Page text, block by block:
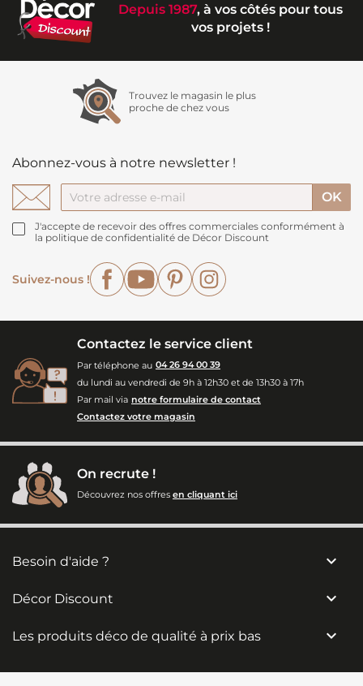
Depuis 1987, à vos côtés pour tous
vos projets !
Trouvez le magasin le plus
proche de chez vous
Abonnez-vous à notre newsletter !
J'accepte de recevoir des offres commerciales conformément à
la politique de confidentialité de Décor Discount
Suivez-nous !
FacebookYouTubePinterest
Contactez le service client
Par téléphone au 04 26 94 00 39
du lundi au vendredi de 9h à 12h30 et de 13h30 à 17h
Par mail via notre formulaire de contact
Contactez votre magasin
On recrute !
Découvrez nos offres en cliquant ici
Besoin d'aide ? 
Décor Discount 
Les produits déco de qualité à prix bas 